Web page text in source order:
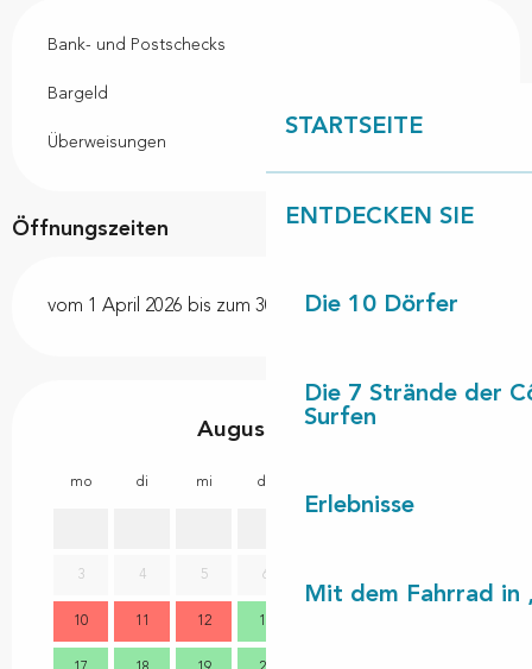
STARTSEITE
ENTDECKEN SIE
Die 10 Dörfer
Die 7 Strände der
Surfen
Erlebnisse
Mit dem Fahrrad in
Bank- und Postschecks
Bargeld
Überweisungen
Öffnungszeiten
vom 1 April 2026 bis zum 30 Oktober 2026
August 2026
mo di mi do
3 4 5 6
10 11 12 13